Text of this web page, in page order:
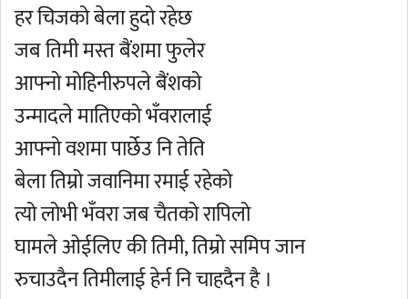
हर चिजको बेला हुदो रहेछ
जब तिमी मस्त बैंशमा फुलेर
आफ्नो मोहिनीरुपले बैंशको
उन्मादले मातिएको भँवरालाई
आफ्नो वशमा पार्छेउ नि तेति
बेला तिम्रो जवानिमा रमाई रहेको
त्यो लोभी भँवरा जब चैतको रापिलो
घामले ओईलिए की तिमी, तिम्रो समिप जान
रुचाउदैन तिमीलाई हेर्न नि चाहदैन है ।